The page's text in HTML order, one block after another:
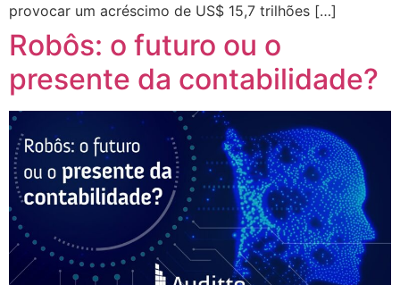
provocar um acréscimo de US$ 15,7 trilhões […]
Robôs: o futuro ou o
presente da contabilidade?